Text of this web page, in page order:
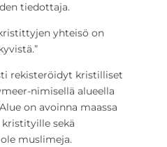
tiedottaja.
yhteisö on
rekisteröidyt kristilliset
nimisellä alueella
on avoinna maassa
sekä
muslimeja.